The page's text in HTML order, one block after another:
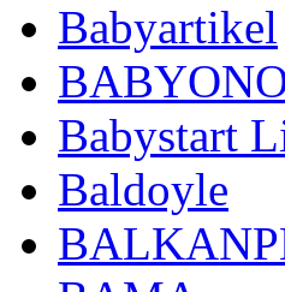
Babyartikel
Babystart
Baldoyle